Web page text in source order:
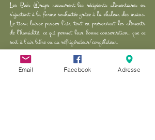
Les Bee's Wraps recouvrent les récipients alimentaires en
s'ajustant à la forme souhaitée grâce à la chaleur des mains.
Le tissu laisse passer l'air tout en préservant les aliments
de l'humidité, ce qui permet leur bonne conservation, que ce
soit à l'air libre ou au réfrigérateur/congélateur.
Email Facebook Adresse